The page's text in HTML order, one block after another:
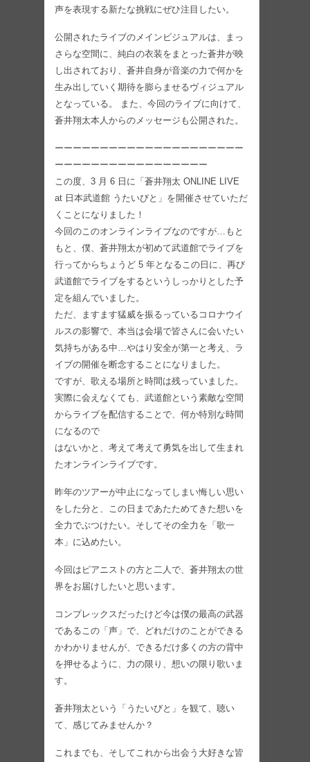
声を表現する新たな挑戦にぜひ注目したい。
公開されたライブのメインビジュアルは、まっ
さらな空間に、純白の衣装をまとった蒼井が映
し出されており、蒼井自身が音楽の力で何かを
生み出していく期待を膨らませるヴィジュアル
となっている。 また、今回のライブに向けて、
蒼井翔太本人からのメッセージも公開された。
ーーーーーーーーーーーーーーーーーーーーー
ーーーーーーーーーーーーーーーーー
この度、3 月 6 日に「蒼井翔太 ONLINE LIVE
at 日本武道館 うたいびと」を開催させていただ
くことになりました！
今回のこのオンラインライブなのですが…もと
もと、僕、蒼井翔太が初めて武道館でライブを
行ってからちょうど 5 年となるこの日に、再び
武道館でライブをするというしっかりとした予
定を組んでいました。
ただ、ますます猛威を振るっているコロナウイ
ルスの影響で、本当は会場で皆さんに会いたい
気持ちがある中…やはり安全が第一と考え、ラ
イブの開催を断念することになりました。
ですが、歌える場所と時間は残っていました。
実際に会えなくても、武道館という素敵な空間
からライブを配信することで、何か特別な時間
になるので
はないかと、考えて考えて勇気を出して生まれ
たオンラインライブです。
昨年のツアーが中止になってしまい悔しい思い
をした分と、この日まであたためてきた想いを
全力でぶつけたい。そしてその全力を「歌一
本」に込めたい。
今回はピアニストの方と二人で、蒼井翔太の世
界をお届けしたいと思います。
コンプレックスだったけど今は僕の最高の武器
であるこの「声」で、どれだけのことができる
かわかりませんが、できるだけ多くの方の背中
を押せるように、力の限り、想いの限り歌いま
す。
蒼井翔太という「うたいびと」を観て、聴い
て、感じてみませんか？
これまでも、そしてこれから出会う大好きな皆